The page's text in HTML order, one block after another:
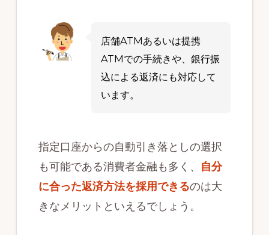
店舗ATMあるいは提携
ATMでの手続きや、銀行振
込による返済にも対応して
います。
指定口座からの自動引き落としの選択
も可能である消費者金融も多く、 自分
に合った返済方法を採用できるのは大
きなメリットといえるでしょう。